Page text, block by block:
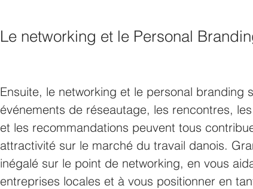
Le networking et le Personal
Ensuite, le networking et le personal branding
événements de réseautage, les rencontres,
et les recommandations peuvent tous
attractivité sur le marché du travail danois.
inégalé sur le point de networking, en vous
entreprises locales et à vous positionner en